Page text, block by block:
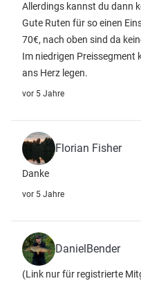
Allerdings kannst du dann
Gute Ruten für so einen
70€, nach oben sind da
Im niedrigen Preissegment
ans Herz legen.
vor 5 Jahre
Florian Fisher
Danke
vor 5 Jahre
DanielBender
(Link nur für registrierte